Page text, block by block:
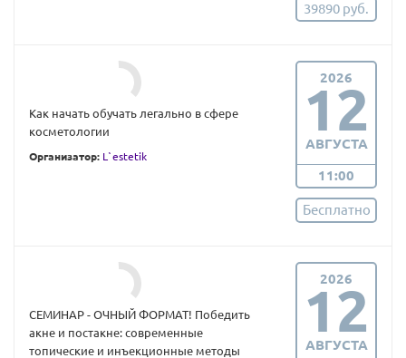
39890 руб.
Как начать обучать легально в сфере
косметологии
Организатор: L`estetik
2026
12
АВГУСТА
11:00
Бесплатно
СЕМИНАР - ОЧНЫЙ ФОРМАТ! Победить
акне и постакне: современные
топические и инъекционные методы
2026
12
АВГУСТА